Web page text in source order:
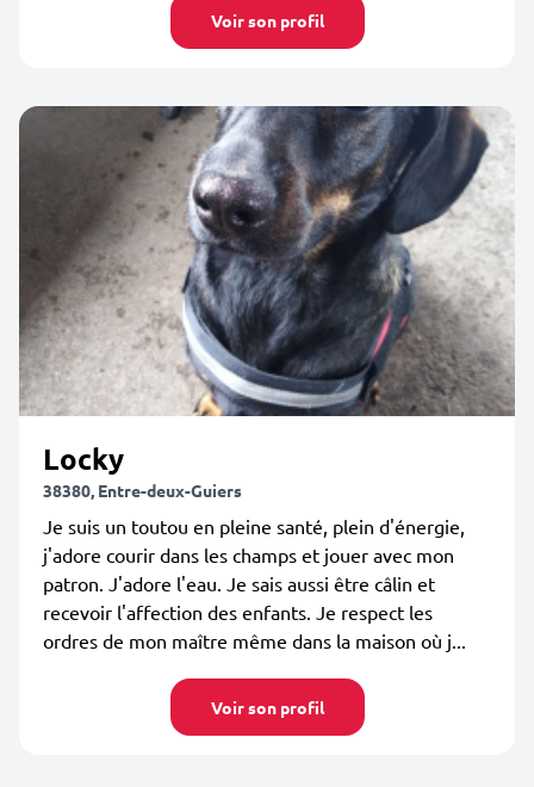
Voir son profil
Locky
38380, Entre-deux-Guiers
Je suis un toutou en pleine santé, plein d'énergie,
j'adore courir dans les champs et jouer avec mon
patron. J'adore l'eau. Je sais aussi être câlin et
recevoir l'affection des enfants. Je respect les
ordres de mon maître même dans la maison où j...
Voir son profil